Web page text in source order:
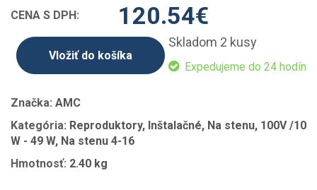
CENA S DPH: 120.54€
Skladom 2 kusy
Expedujeme do 24 hodín
Vložiť do košíka
Značka: AMC
Kategória: Reproduktory, Inštalačné, Na stenu, 100V /10
W - 49 W, Na stenu 4-16
Hmotnosť: 2.40 kg